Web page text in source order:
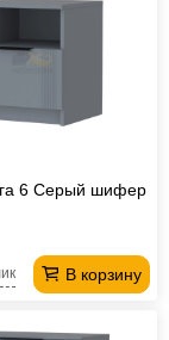
6 Серый шифер
В корзину